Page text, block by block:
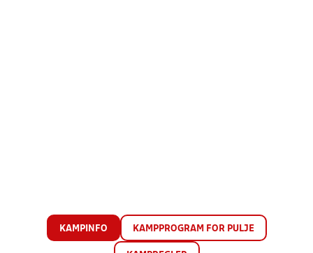
KAMPINFO KAMPPROGRAM FOR PULJE